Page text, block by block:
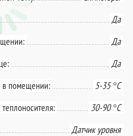
Да
Да
Да
в помещении:
5-35 °С
30-90 °С
Датчик уровня